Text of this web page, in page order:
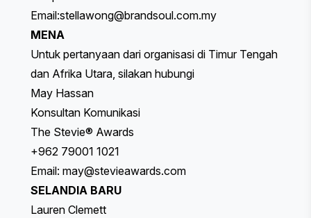
Email:stellawong@brandsoul.com.my
MENA
Untuk pertanyaan dari organisasi di Timur Tengah
dan Afrika Utara, silakan hubungi
May Hassan
Konsultan Komunikasi
The Stevie® Awards
+962 79001 1021
Email: may@stevieawards.com
SELANDIA BARU
Lauren Clemett